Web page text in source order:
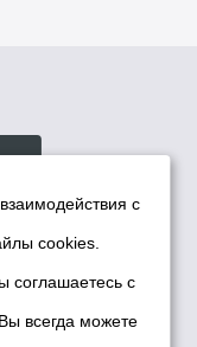
мэрии
с
cookies.
соглашаетесь с
Вы всегда можете